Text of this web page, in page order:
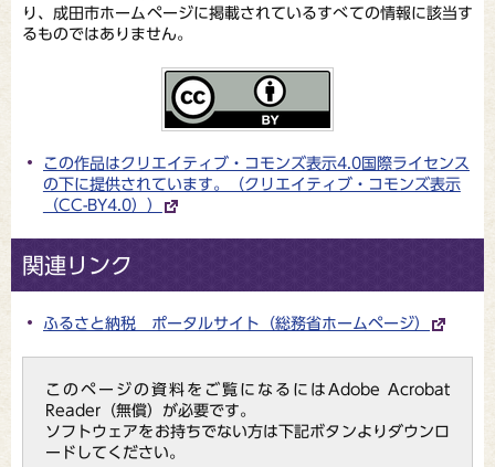
り、成田市ホームページに掲載されているすべての情報に該当す
るものではありません。
この作品はクリエイティブ・コモンズ表⽰4.0国際ライセンス
の下に提供されています。（クリエイティブ・コモンズ表示
（CC-BY4.0））
関連リンク
ふるさと納税 ポータルサイト（総務省ホームページ）
このページの資料をご覧になるにはAdobe Acrobat
Reader（無償）が必要です。
ソフトウェアをお持ちでない方は下記ボタンよりダウンロ
ードしてください。